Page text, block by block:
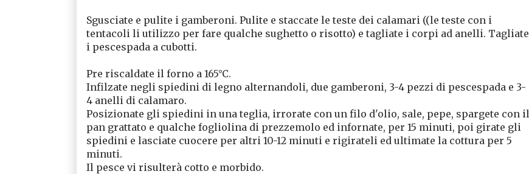
Sgusciate e pulite i gamberoni. Pulite e staccate le teste dei calamari ((le teste con i
tentacoli li utilizzo per fare qualche sughetto o risotto) e tagliate i corpi ad anelli. Tagliate
i pescespada a cubotti.
Pre riscaldate il forno a 165°C.
Infilzate negli spiedini di legno alternandoli, due gamberoni, 3-4 pezzi di pescespada e 3-
4 anelli di calamaro.
Posizionate gli spiedini in una teglia, irrorate con un filo d'olio, sale, pepe, spargete con il
pan grattato e qualche fogliolina di prezzemolo ed infornate, per 15 minuti, poi girate gli
spiedini e lasciate cuocere per altri 10-12 minuti e rigirateli ed ultimate la cottura per 5
minuti.
Il pesce vi risulterà cotto e morbido.